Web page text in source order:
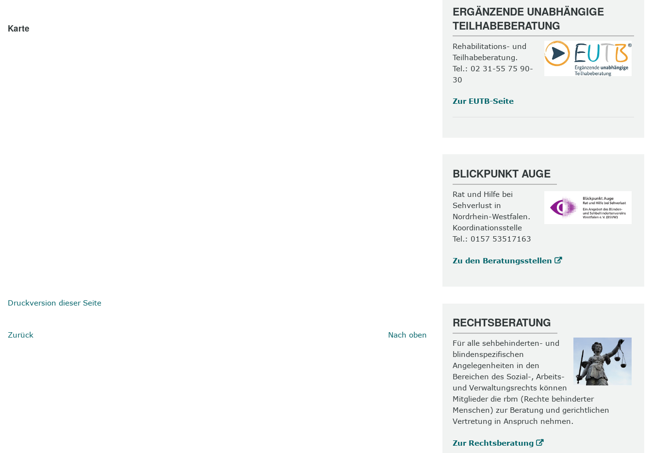
Karte
Druckversion dieser Seite
Zurück Nach oben
ERGÄNZENDE UNABHÄNGIGE
TEILHABEBERATUNG
Rehabilitations- und
Teilhabeberatung.
Tel.: 02 31-55 75 90-
30
Zur EUTB-Seite
BLICKPUNKT AUGE
Rat und Hilfe bei
Sehverlust in
Nordrhein-Westfalen.
Koordinationsstelle
Tel.: 0157 53517163
Zu den Beratungsstellen
RECHTSBERATUNG
Für alle sehbehinderten- und
blindenspezifischen
Angelegenheiten in den
Bereichen des Sozial-, Arbeits-
und Verwaltungsrechts können
Mitglieder die rbm (Rechte behinderter
Menschen) zur Beratung und gerichtlichen
Vertretung in Anspruch nehmen.
Zur Rechtsberatung